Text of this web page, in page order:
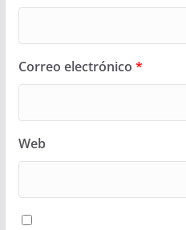
Correo electrónico *
Web